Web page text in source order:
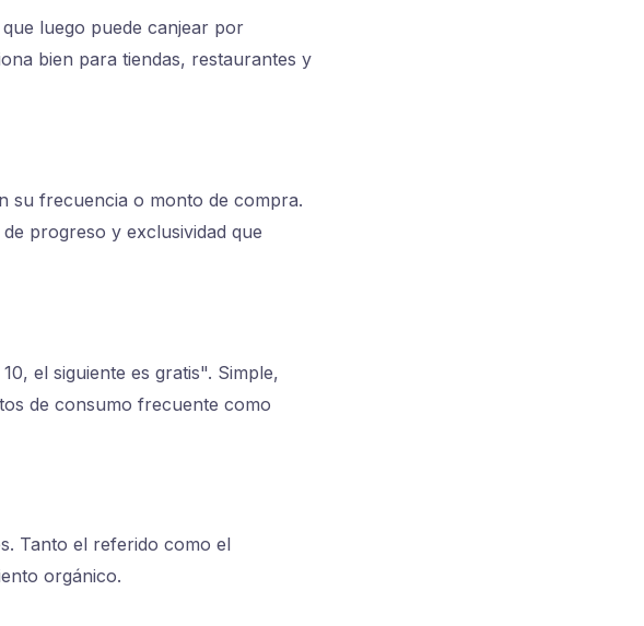
luego puede canjear por
bien para tiendas, restaurantes y
su frecuencia o monto de compra.
progreso y exclusividad que
el siguiente es gratis". Simple,
de consumo frecuente como
Tanto el referido como el
orgánico.